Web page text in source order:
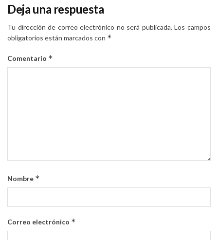
Deja una respuesta
Tu dirección de correo electrónico no será publicada. Los campos
obligatorios están marcados con *
Comentario *
Nombre *
Correo electrónico *